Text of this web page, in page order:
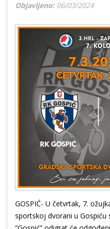
Objavljeno: 06/03/2024
GOSPIĆ- U četvrtak, 7.
sportskoj dvorani u Gospiću